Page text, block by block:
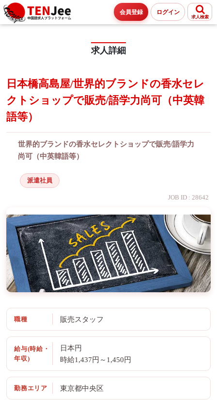
会員登録 ログイン
求人検索
求人詳細
日本橋高島屋/世界的ブランドの香水セレ
クトショップで販売/語学力尚可（中英韓
語等）
世界的ブランドの香水セレクトショップで販売/語学力
尚可（中英韓語等）
派遣社員
JOB ID : 28642
職種 販売スタッフ
給与(時給・
年収)
日本円
時給1,437円～1,450円
勤務エリア 東京都中央区